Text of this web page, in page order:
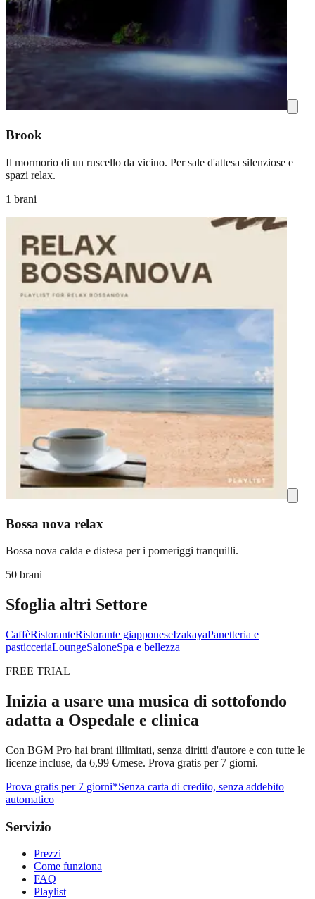
Brook
Il mormorio di un ruscello da vicino. Per sale d'attesa silenziose e
spazi relax.
1 brani
Bossa nova relax
Bossa nova calda e distesa per i pomeriggi tranquilli.
50 brani
Sfoglia altri Settore
CaffèRistoranteRistorante giapponeseIzakayaPanetteria e
pasticceriaLoungeSaloneSpa e bellezza
FREE TRIAL
Inizia a usare una musica di sottofondo
adatta a Ospedale e clinica
Con BGM Pro hai brani illimitati, senza diritti d'autore e con tutte le
licenze incluse, da 6,99 €/mese. Prova gratis per 7 giorni.
Prova gratis per 7 giorni*Senza carta di credito, senza addebito
automatico
Servizio
Prezzi
Come funziona
FAQ
Playlist